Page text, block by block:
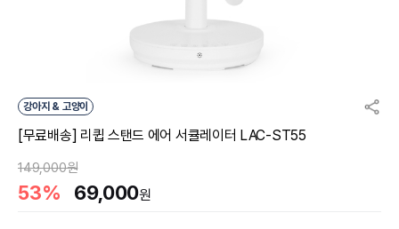
강아지 & 고양이
[무료배송] 리큅 스탠드 에어 서큘레이터 LAC-ST55
149,000원
53% 69,000원